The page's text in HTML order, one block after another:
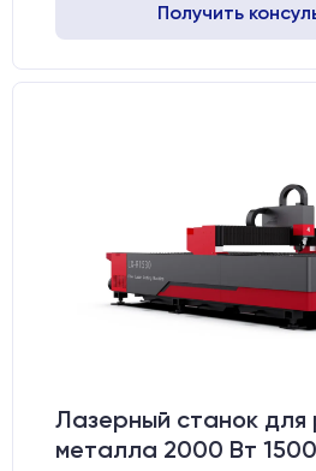
Получить
Лазерный станок для
металла 2000 Вт